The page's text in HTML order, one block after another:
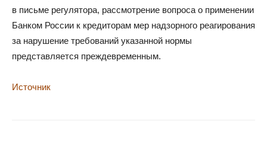
в письме регулятора, рассмотрение вопроса о применении
Банком России к кредиторам мер надзорного реагирования
за нарушение требований указанной нормы
представляется преждевременным.
Источник